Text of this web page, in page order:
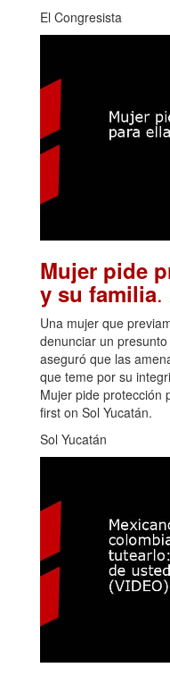
El Congresista
Mujer pide
y su familia.
Una mujer que
denunciar un
aseguró que las
que teme por su
Mujer pide protección
first on Sol Yucatán.
Sol Yucatán